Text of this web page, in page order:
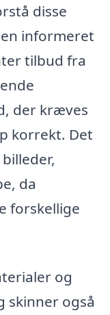
disse
informeret
tilbud fra
der kræves
korrekt. Det
da
forskellige
og
skinner også